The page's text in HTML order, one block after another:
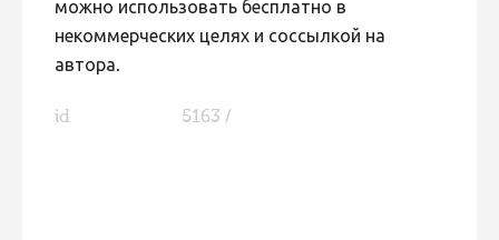
можно использовать бесплатно в
некоммерческих целях и соссылкой на
автора.
id 5163 /